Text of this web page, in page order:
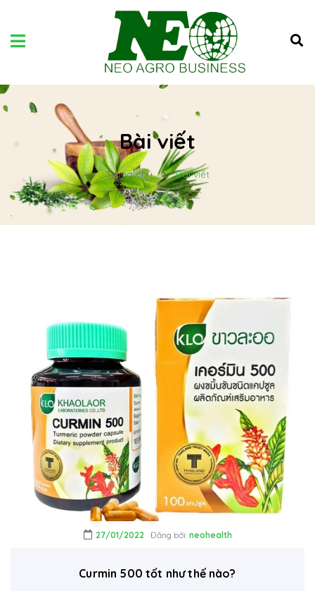
Bài viết
Trang chủ Bài viết
27/01/2022 Đăng bởi: neohealth
Curmin 500 tốt như thế nào?